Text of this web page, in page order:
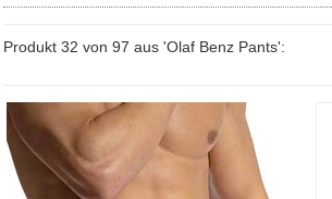
Produkt 32 von 97 aus 'Olaf Benz Pants':